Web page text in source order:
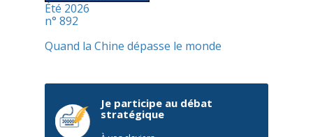
Été 2026
n° 892
Quand la Chine dépasse le monde
Je participe au débat
stratégique